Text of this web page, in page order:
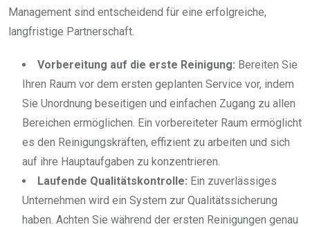
Management sind entscheidend für eine erfolgreiche,
langfristige Partnerschaft.
Vorbereitung auf die erste Reinigung: Bereiten Sie
Ihren Raum vor dem ersten geplanten Service vor, indem
Sie Unordnung beseitigen und einfachen Zugang zu allen
Bereichen ermöglichen. Ein vorbereiteter Raum ermöglicht
es den Reinigungskräften, effizient zu arbeiten und sich
auf ihre Hauptaufgaben zu konzentrieren.
Laufende Qualitätskontrolle: Ein zuverlässiges
Unternehmen wird ein System zur Qualitätssicherung
haben. Achten Sie während der ersten Reinigungen genau